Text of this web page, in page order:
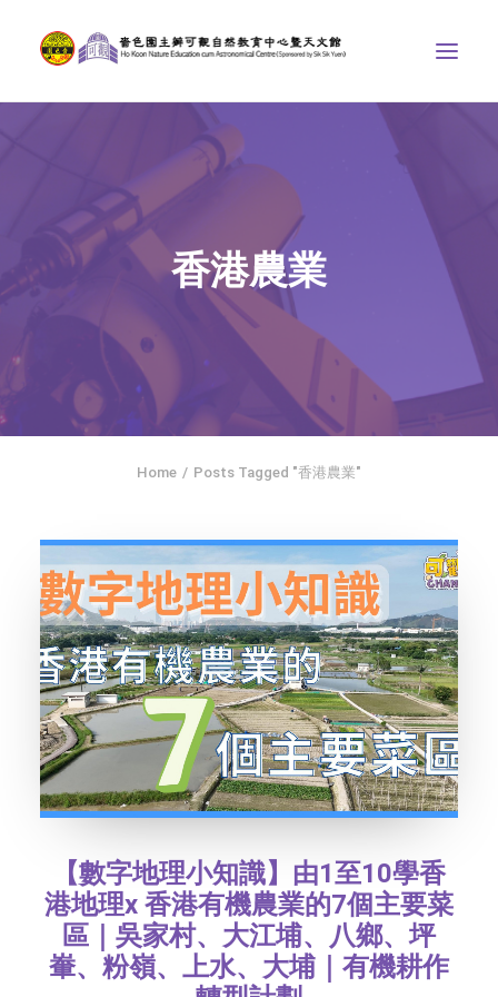
THE COURSES
ASTRONOMICAL CENTRE
STORIES OF NATURE
COMPETITIONS/PROJECTS
CONTACT
SEARCH
HOME
SOCIAL MEDIA
香港農業
Home Posts Tagged "香港農業"
【數字地理小知識】由1至10學香
港地理x 香港有機農業的7個主要菜
區｜吳家村、大江埔、八鄉、坪
輋、粉嶺、上水、大埔｜有機耕作